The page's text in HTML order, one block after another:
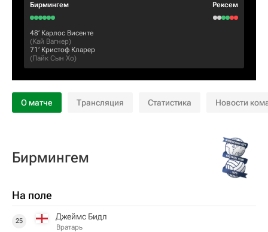
Бирмингем Рексем
48‎’‎ Карлос Висенте
(Кай Вагнер)
71‎’‎ Кристоф Кларер
(Пайк Сын Хо)
О матче Трансляция Статистика Новости
Бирмингем
На поле
25 Джеймс Бидл
Вратарь